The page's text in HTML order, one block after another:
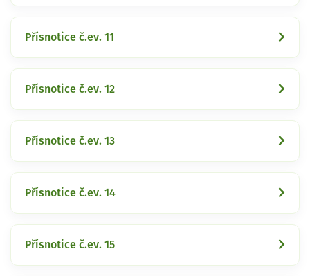
Přísnotice č.ev. 11
Přísnotice č.ev. 12
Přísnotice č.ev. 13
Přísnotice č.ev. 14
Přísnotice č.ev. 15